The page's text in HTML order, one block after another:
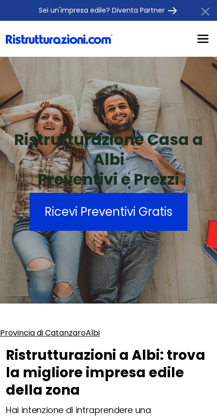
Sei un'impresa edile? Diventa Partner
Ristrutturazione Casa a
Albi
Preventivi e Prezzi
Ricevi Preventivi Gratis
Provincia di CatanzaroAlbi
Ristrutturazioni a Albi: trova
la migliore impresa edile
della zona
Hai intenzione di intraprendere una